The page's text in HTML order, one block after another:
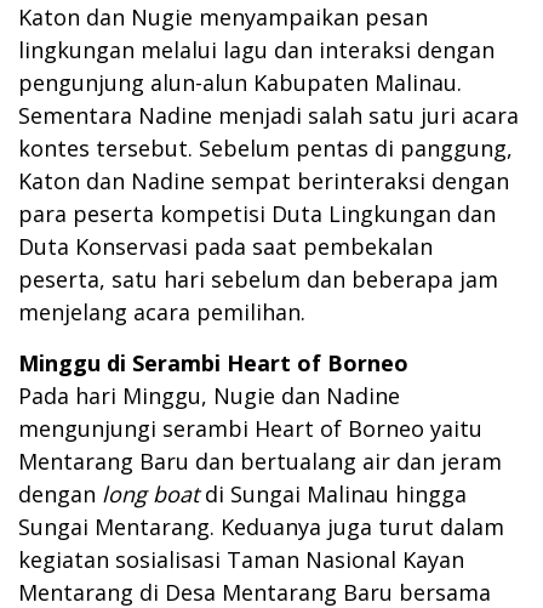
Katon dan Nugie menyampaikan pesan
lingkungan melalui lagu dan interaksi dengan
pengunjung alun-alun Kabupaten Malinau.
Sementara Nadine menjadi salah satu juri acara
kontes tersebut. Sebelum pentas di panggung,
Katon dan Nadine sempat berinteraksi dengan
para peserta kompetisi Duta Lingkungan dan
Duta Konservasi pada saat pembekalan
peserta, satu hari sebelum dan beberapa jam
menjelang acara pemilihan.
Minggu di Serambi Heart of Borneo
Pada hari Minggu, Nugie dan Nadine
mengunjungi serambi Heart of Borneo yaitu
Mentarang Baru dan bertualang air dan jeram
dengan long boatdi Sungai Malinau hingga
Sungai Mentarang. Keduanya juga turut dalam
kegiatan sosialisasi Taman Nasional Kayan
Mentarang di Desa Mentarang Baru bersama